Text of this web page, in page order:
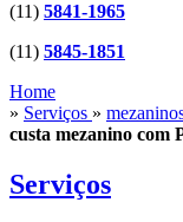
(11) 5841-1965
(11) 5845-1851
Home
» Serviços »
custa mezanino com
Serviços